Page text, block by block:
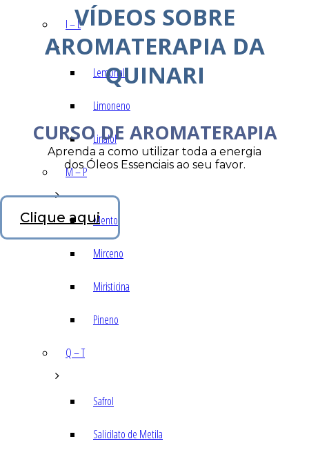
I – L
Lemonal
Limoneno
Linalol
M – P
Mentol
Mirceno
Miristicina
Pineno
Q – T
Safrol
Salicilato de Metila
VÍDEOS SOBRE
AROMATERAPIA DA
QUINARI
CURSO DE AROMATERAPIA
Aprenda a como utilizar toda a energia
dos Óleos Essenciais ao seu favor.
Clique aqui